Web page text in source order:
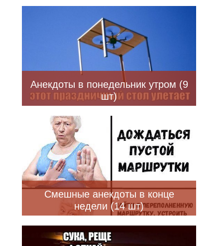
Анекдоты в понедельник утром (9
шт)
Смешные анекдоты в конце
недели (14 шт)